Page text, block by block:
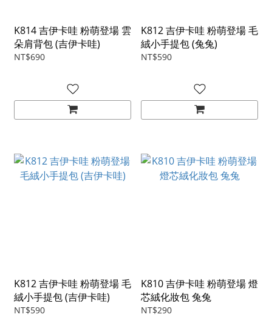
K814 吉伊卡哇 粉萌登場 雲
朵肩背包 (吉伊卡哇)
NT$690
K812 吉伊卡哇 粉萌登場 毛
絨小手提包 (兔兔)
NT$590
K812 吉伊卡哇 粉萌登場 毛
絨小手提包 (吉伊卡哇)
NT$590
K810 吉伊卡哇 粉萌登場 燈
芯絨化妝包 兔兔
NT$290